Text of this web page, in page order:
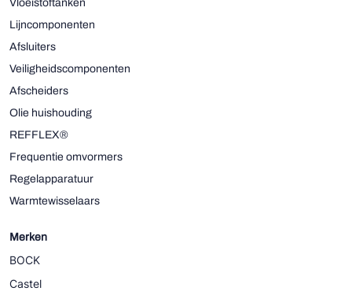
Vloeistoftanken
Lijncomponenten
Afsluiters
Veiligheidscomponenten
Afscheiders
Olie huishouding
REFFLEX®
Frequentie omvormers
Regelapparatuur
Warmtewisselaars
Merken
BOCK
Castel